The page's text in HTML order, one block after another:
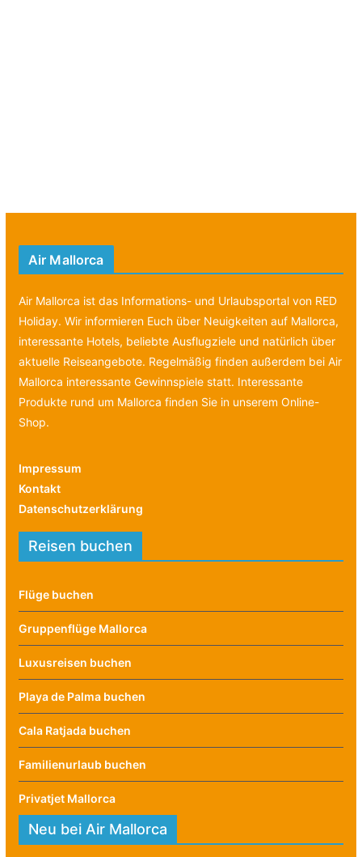
Air Mallorca
Air Mallorca ist das Informations- und Urlaubsportal von RED
Holiday. Wir informieren Euch über Neuigkeiten auf Mallorca,
interessante Hotels, beliebte Ausflugziele und natürlich über
aktuelle Reiseangebote. Regelmäßig finden außerdem bei Air
Mallorca interessante Gewinnspiele statt. Interessante
Produkte rund um Mallorca finden Sie in unserem Online-
Shop.
Impressum
Kontakt
Datenschutzerklärung
Reisen buchen
Flüge buchen
Gruppenflüge Mallorca
Luxusreisen buchen
Playa de Palma buchen
Cala Ratjada buchen
Familienurlaub buchen
Privatjet Mallorca
Neu bei Air Mallorca